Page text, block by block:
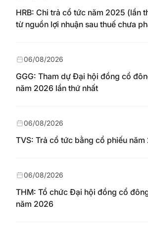
HRB: Chi trả cổ tức năm 2025 (lần
từ nguồn lợi nhuận sau thuế chưa
ngày 04/08/2026
GGG: Tham dự Đại hội đồng cổ
năm 2026 lần thứ nhất
06/08/2026
TVS: Trả cổ tức bằng cổ phiếu năm
06/08/2026
THM: Tổ chức Đại hội đồng cổ
năm 2026
06/08/2026